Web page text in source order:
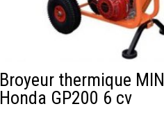
Broyeur thermique
Honda GP200 6 cv